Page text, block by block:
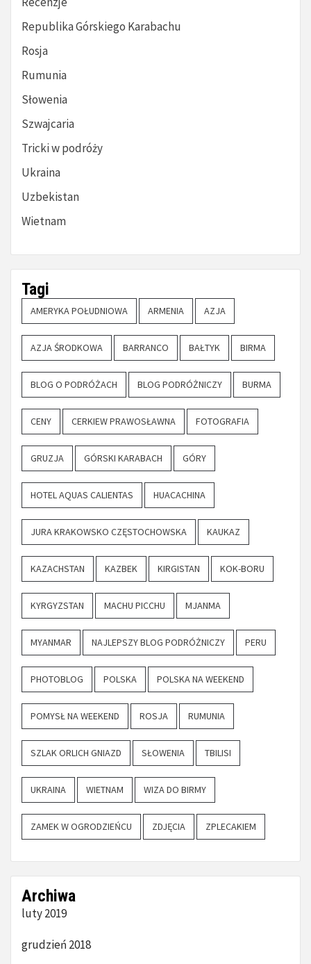
Republika Górskiego Karabachu
Rosja
Rumunia
Słowenia
Szwajcaria
Tricki w podróży
Ukraina
Uzbekistan
Wietnam
Tagi
AMERYKA POŁUDNIOWA ARMENIA AZJA
AZJA ŚRODKOWA BARRANCO BAŁTYK BIRMA
BLOG O PODRÓŻACH BLOG PODRÓŻNICZY BURMA
CENY CERKIEW PRAWOSŁAWNA FOTOGRAFIA
GRUZJA GÓRSKI KARABACH GÓRY
HOTEL AQUAS CALIENTAS HUACACHINA
JURA KRAKOWSKO CZĘSTOCHOWSKA KAUKAZ
KAZACHSTAN KAZBEK KIRGISTAN KOK-BORU
KYRGYZSTAN MACHU PICCHU MJANMA
MYANMAR NAJLEPSZY BLOG PODRÓŻNICZY PERU
PHOTOBLOG POLSKA POLSKA NA WEEKEND
POMYSŁ NA WEEKEND ROSJA RUMUNIA
SZLAK ORLICH GNIAZD SŁOWENIA TBILISI
UKRAINA WIETNAM WIZA DO BIRMY
ZAMEK W OGRODZIEŃCU ZDJĘCIA ZPLECAKIEM
Archiwa
luty 2019
grudzień 2018